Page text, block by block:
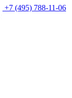
+7 (495) 788-11-06